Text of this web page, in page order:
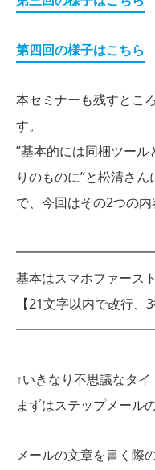
第四回の様子はこちら
本セミナーも残すとこ
す。
”基本的には同梱ツー
りのものに”と松清さ
で、今回はその2つの内
基本はスマホファース
【21文字以内で改行、
↑いきなり不思議なタ
まずはステップメール
メールの文章を書く際